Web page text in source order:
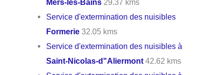
Mers-les-Bains 29.37 kms
Service d'extermination des nuisibles
Formerie 32.05 kms
Service d'extermination des nuisibles à
Saint-Nicolas-d"Aliermont 42.62 kms